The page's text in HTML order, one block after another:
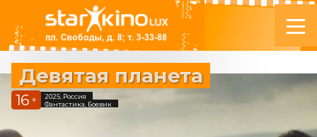
Девятая планета
16 +
2025, Россия
Фантастика, Боевик